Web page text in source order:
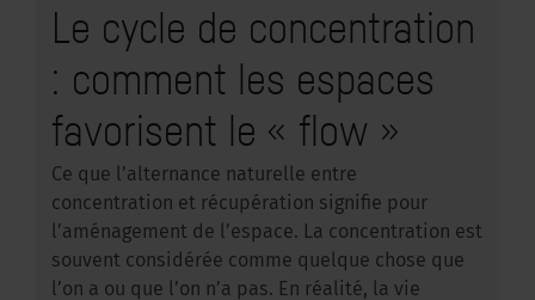
Le cycle de concentration
: comment les espaces
favorisent le « flow »
Ce que l’alternance naturelle entre
concentration et récupération signifie pour
l’aménagement de l’espace. La concentration est
souvent considérée comme quelque chose que
l’on a ou que l’on n’a pas. En réalité, la vie